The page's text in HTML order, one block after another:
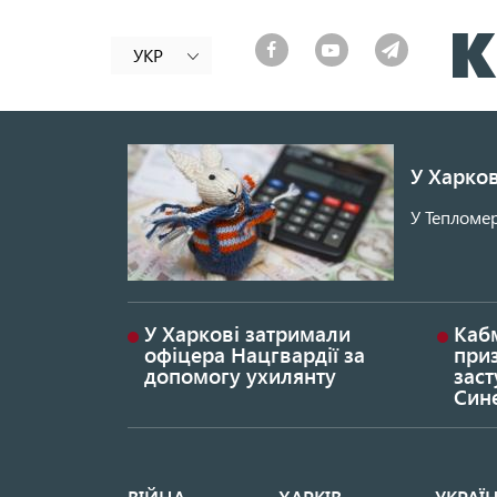
УКР
У
У
У Харкові затримали
офіцера Нацгвардії за
допомогу ухилянту